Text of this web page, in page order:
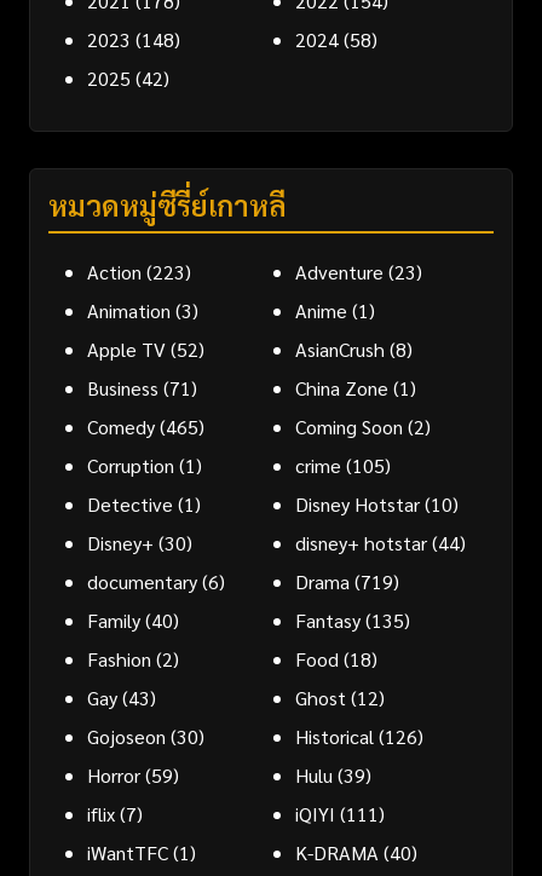
2023 (148) 2024(58)
2025 (42)
หมวดหมู่ซีรี่ย์เกาหลี
Action (223) Adventure (23)
Animation (3) Anime (1)
Apple TV(52) AsianCrush (8)
Business (71) China Zone (1)
Comedy(465) Coming Soon (2)
Corruption (1) crime (105)
Detective (1) Disney Hotstar(10)
Disney+ (30) disney+ hotstar(44)
documentary(6) Drama (719)
Family(40) Fantasy(135)
Fashion (2) Food (18)
Gay(43) Ghost (12)
Gojoseon (30) Historical (126)
Horror(59) Hulu (39)
iflix(7) iQIYI (111)
iWantTFC(1) K-DRAMA (40)